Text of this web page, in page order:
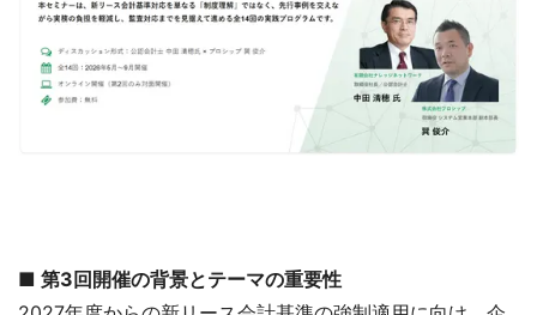
■ 第3回開催の背景とテーマの重要性